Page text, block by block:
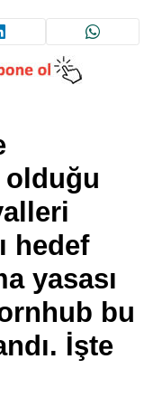
olduğu
hedef
yasası
bu
İşte